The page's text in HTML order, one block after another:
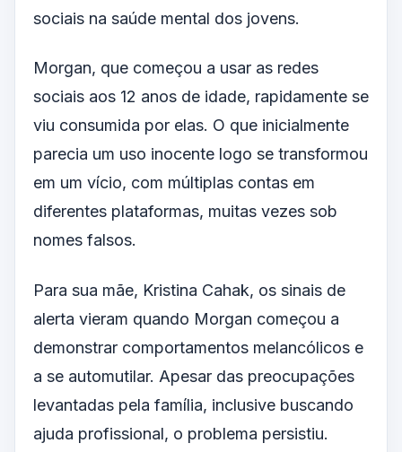
sociais na saúde mental dos jovens.
Morgan, que começou a usar as redes
sociais aos 12 anos de idade, rapidamente se
viu consumida por elas. O que inicialmente
parecia um uso inocente logo se transformou
em um vício, com múltiplas contas em
diferentes plataformas, muitas vezes sob
nomes falsos.
Para sua mãe, Kristina Cahak, os sinais de
alerta vieram quando Morgan começou a
demonstrar comportamentos melancólicos e
a se automutilar. Apesar das preocupações
levantadas pela família, inclusive buscando
ajuda profissional, o problema persistiu.